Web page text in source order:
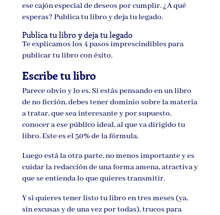
ese cajón especial de deseos por cumplir. ¿A qué
esperas? Publica tu libro y deja tu legado.
Publica tu libro y deja tu legado
Te explicamos los 4 pasos imprescindibles para
publicar tu libro con éxito.
Escribe tu libro
Parece obvio y lo es. Si estás pensando en un libro
de no ficción, debes tener dominio sobre la materia
a tratar, que sea interesante y por supuesto,
conocer a ese público ideal, al que va dirigido tu
libro. Este es el 50% de la fórmula.
Luego está la otra parte, no menos importante y es
cuidar la redacción de una forma amena, atractiva y
que se entienda lo que quieres transmitir.
Y si quieres tener listo tu libro en tres meses (ya,
sin excusas y de una vez por todas), trucos para